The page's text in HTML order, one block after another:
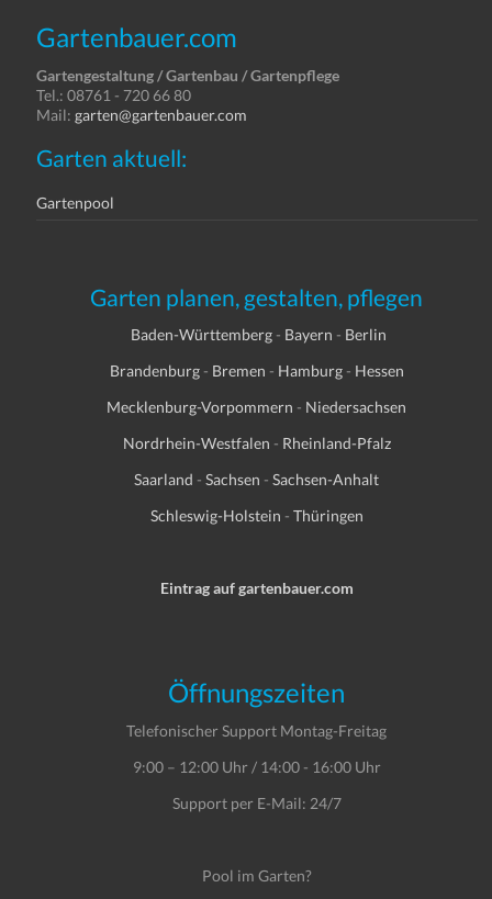
Gartenbauer.com
Gartengestaltung / Gartenbau / Gartenpflege
Tel.: 08761 - 720 66 80
Mail:garten@gartenbauer.com
Garten aktuell:
Gartenpool
Garten planen, gestalten, pflegen
Baden-Württemberg- Bayern - Berlin
Brandenburg- Bremen - Hamburg- Hessen
Mecklenburg-Vorpommern - Niedersachsen
Nordrhein-Westfalen - Rheinland-Pfalz
Saarland -Sachsen -Sachsen-Anhalt
Schleswig-Holstein - Thüringen
Eintrag auf gartenbauer.com
Öffnungszeiten
Telefonischer Support Montag-Freitag
9:00 – 12:00 Uhr / 14:00 - 16:00 Uhr
Support per E-Mail: 24/7
Pool im Garten?